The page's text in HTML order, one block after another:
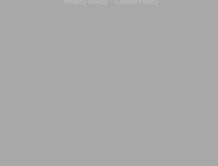
Privacy Policy - Cookie Policy